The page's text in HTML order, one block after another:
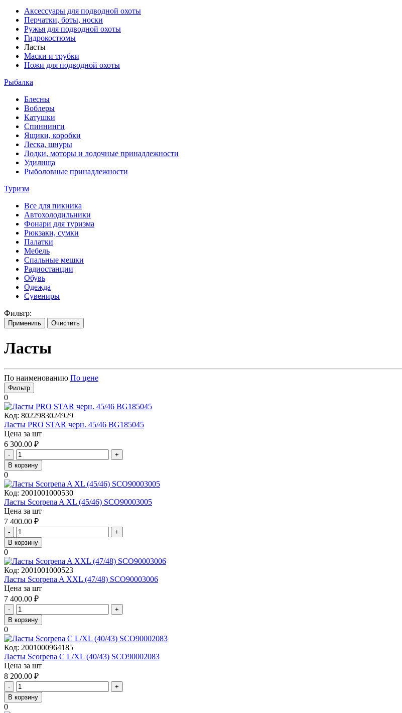
Аксессуары для подводной охоты
Перчатки, боты, носки
Ружья для подводной охоты
Гидрокостюмы
Ласты
Маски и трубки
Ножи для подводной охоты
Рыбалка
Блесны
Воблеры
Катушки
Спиннинги
Ящики, коробки
Леска, шнуры
Лодки, моторы и лодочные принадлежности
Удилища
Рыболовные принадлежности
Туризм
Все для пикника
Автохолодильники
Фонари для туризма
Рюкзаки, сумки
Палатки
Мебель
Спальные мешки
Радиостанции
Обувь
Одежда
Сувениры
Фильтр:
Применить Очистить
Ласты
По наименованию По цене
Фильтр
0
Код: 8022983024929
Ласты PRO STAR черн. 45/46 BG185045
Цена за шт
6 300.00 ₽
-
+
В корзину
0
Код: 2001001000530
Ласты Scorpena A XL (45/46) SCO90003005
Цена за шт
7 400.00 ₽
-
+
В корзину
0
Код: 2001001000523
Ласты Scorpena A XXL (47/48) SCO90003006
Цена за шт
7 400.00 ₽
-
+
В корзину
0
Код: 2001000964185
Ласты Scorpena C L/XL (40/43) SCO90002083
Цена за шт
8 200.00 ₽
-
+
В корзину
0